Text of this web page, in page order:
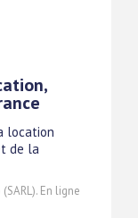
location
de la
En ligne